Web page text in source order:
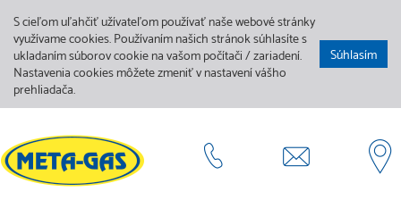
S cieľom uľahčiť užívateľom používať naše webové stránky
využívame cookies. Používaním našich stránok súhlasíte s
ukladaním súborov cookie na vašom počítači / zariadení.
Nastavenia cookies môžete zmeniť v nastavení vášho
prehliadača.
Súhlasím